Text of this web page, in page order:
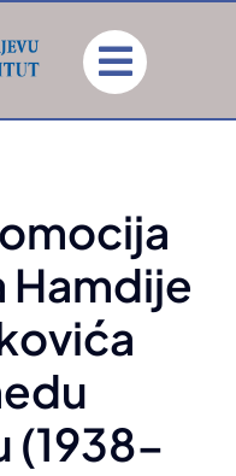
Hamdije
(1938-